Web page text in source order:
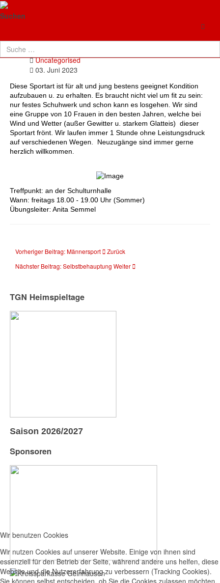
Suchen
Walking
Details
Uncategorised
03. Juni 2023
Diese Sportart ist für alt und jung bestens geeignet Kondition
aufzubauen u. zu erhalten. Es braucht nicht viel um fit zu sein:
nur festes Schuhwerk und schon kann es losgehen. Wir sind
eine Gruppe von 10 Frauen in den besten Jahren, welche bei
Wind und Wetter (außer Gewitter u. starkem Glatteis) dieser
Sportart frönt. Wir laufen immer 1 Stunde ohne Leistungsdruck
auf verschiedenen Wegen. Neuzugänge sind immer gerne
herzlich willkommen.
Treffpunkt: an der Schulturnhalle
Wann: freitags 18.00 - 19.00 Uhr (Sommer)
Übungsleiter: Anita Semmel
Vorheriger Beitrag: Männersport
Zurück
Nächster Beitrag: Selbstbehauptung Weiter
TGN Heimspieltage
Saison 2026/2027
Sponsoren
Wir benutzen Cookies
Wir nutzen Cookies auf unserer Website. Einige von ihnen sind
essenziell für den Betrieb der Seite, während andere uns helfen, diese
Website und die Nutzererfahrung zu verbessern (Tracking Cookies).
Sie können selbst entscheiden, ob Sie die Cookies zulassen möchten.